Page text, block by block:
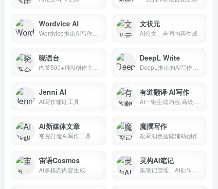
Wordvice AI
Wordvice推出AI写作和编辑工具
文状元
AI公文、合同内容生成
晓语台
内置500+种AI创作主题模版
DeepL Write
DeepL推出的AI写作辅助工具
Jenni AI
AI写作辅助工具
有道翻译·AI写作
AI一键生成内容,高级润色
AI新媒体文章
夸克打造AI写作工具
魔撰写作
改写润色智能辅助创作
宙语Cosmos
AI多模态内容生成
灵构AI笔记
集笔记管理、AI创作智能平台